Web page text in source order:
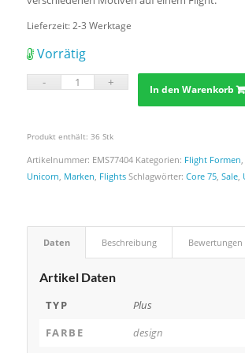
Lieferzeit: 2-3 Werktage
Vorrätig
In den Warenkorb
Produkt enthält: 36 Stk
Artikelnummer: EMS77404 Kategorien: Flight Formen
Unicorn Marken Flights Schlagwörter: Core 75, Sale,
Daten Beschreibung Bewertungen
Artikel Daten
TYP
Plus
FARBE
design